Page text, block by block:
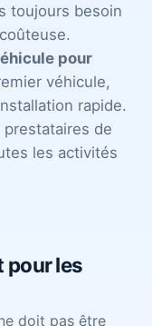
toujours besoin
pour
véhicule,
rapide.
de
les activités
pour les
doit pas être